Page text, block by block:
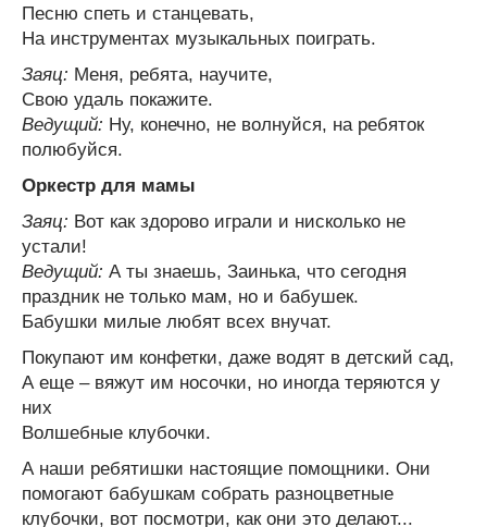
Песню спеть и станцевать,
На инструментах музыкальных поиграть.
Заяц: Меня, ребята, научите,
Свою удаль покажите.
Ведущий: Ну, конечно, не волнуйся, на ребяток
полюбуйся.
Оркестр для мамы
Заяц: Вот как здорово играли и нисколько не
устали!
Ведущий: А ты знаешь, Заинька, что сегодня
праздник не только мам, но и бабушек.
Бабушки милые любят всех внучат.
Покупают им конфетки, даже водят в детский сад,
А еще – вяжут им носочки, но иногда теряются у
них
Волшебные клубочки.
А наши ребятишки настоящие помощники. Они
помогают бабушкам собрать разноцветные
клубочки, вот посмотри, как они это делают...